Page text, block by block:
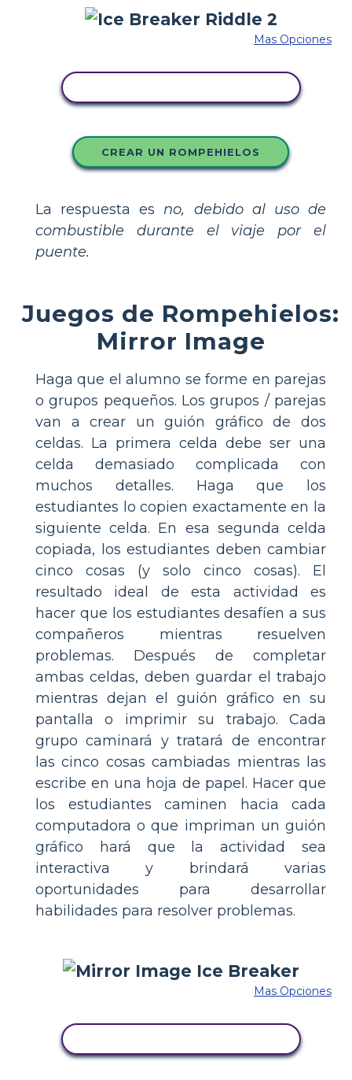
Mas Opciones
CREAR UN ROMPEHIELOS
La respuesta es no, debido al uso de
combustible durante el viaje por el
puente.
Juegos de Rompehielos:
Mirror Image
Haga que el alumno se forme en parejas
o grupos pequeños. Los grupos / parejas
van a crear un guión gráfico de dos
celdas. La primera celda debe ser una
celda demasiado complicada con
muchos detalles. Haga que los
estudiantes lo copien exactamente en la
siguiente celda. En esa segunda celda
copiada, los estudiantes deben cambiar
cinco cosas (y solo cinco cosas). El
resultado ideal de esta actividad es
hacer que los estudiantes desafíen a sus
compañeros mientras resuelven
problemas. Después de completar
ambas celdas, deben guardar el trabajo
mientras dejan el guión gráfico en su
pantalla o imprimir su trabajo. Cada
grupo caminará y tratará de encontrar
las cinco cosas cambiadas mientras las
escribe en una hoja de papel. Hacer que
los estudiantes caminen hacia cada
computadora o que impriman un guión
gráfico hará que la actividad sea
interactiva y brindará varias
oportunidades para desarrollar
habilidades para resolver problemas.
Mas Opciones